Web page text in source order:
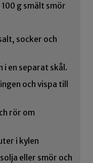
g smält smör
socker och
i en separat skål.
och vispa till
rör om
i kylen
eller smör och